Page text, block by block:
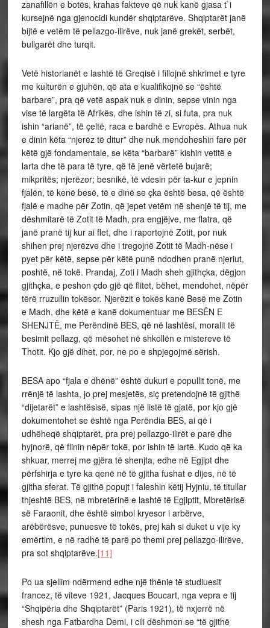
zanafillën e botës, krahas fakteve që nuk kanë gjasa t`i
kursejnë nga gjenocidi kundër shqiptarëve. Shqiptarët janë
bijtë e vetëm të pellazgo-ilirëve, nuk janë grekët, serbët,
bullgarët dhe turqit.
Vetë historianët e lashtë të Greqisë i fillojnë shkrimet e tyre
me kulturën e gjuhën, që ata e kualifikojnë se “është
barbare”, pra që vetë aspak nuk e dinin, sepse vinin nga
vise të largëta të Afrikës, dhe ishin të zi, si futa, pra nuk
ishin “arianë”, të çeltë, raca e bardhë e Evropës. Athua nuk
e dinin këta “njerëz të ditur” dhe nuk mendoheshin fare për
këtë gjë fondamentale, se këta “barbarë” kishin vetitë e
larta dhe të para të tyre, që të jenë vërtetë bujarë;
mikpritës; njerëzor; besnikë, të vdesin për ta-kur e jepnin
fjalën, të kenë besë, të e dinë se çka është besa, që është
fjalë e madhe për Zotin, që jepet vetëm në shenjë të tij, me
dëshmitarë të Zotit të Madh, pra engjëjve, me flatra, që
janë pranë tij kur ai flet, dhe i raportojnë Zotit, por nuk
shihen prej njerëzve dhe i tregojnë Zotit të Madh-nëse i
pyet për këtë, sepse për këtë punë ndodhen pranë njeriut,
poshtë, në tokë. Prandaj, Zoti i Madh sheh gjithçka, dëgjon
gjithçka, e peshon çdo gjë që flitet, bëhet, mendohet, nëpër
tërë rruzullin tokësor. Njerëzit e tokës kanë Besë me Zotin
e Madh, dhe këtë e kanë dokumentuar me BESËN E
SHENJTË, me Perëndinë BES, që në lashtësi, moralit të
besimit pellazg, që mësohet në shkollën e mistereve të
Thotit. Kjo gjë dihet, por, ne po e shpjegojmë sërish.
BESA apo “fjala e dhënë” është dukuri e popullit tonë, me
rrënjë të lashta, jo prej mesjetës, siç pretendojnë të gjithë
“dijetarët” e lashtësisë, sipas një listë të gjatë, por kjo gjë
dokumentohet se është nga Perëndia BES, ai që i
udhëheqë shqiptarët, pra prej pellazgo-ilirët e parë dhe
hyjnorë, që flinin nëpër tokë, por ishin të lartë. Kudo që ka
shkuar, merrej me gjëra të shenjta, edhe në Egjipt dhe
përfshirja e tyre ka qenë në të gjitha fushat e dijes, në të
gjitha sferat. Të gjithë popujt i faleshin këtij Hyjniu, të titullar
thjeshtë BES, në mbretërinë e lashtë të Egjiptit, Mbretërisë
së Faraonit, dhe është simbol kryesor i arbërve,
arëbërësve, punuesve të tokës, prej kah si duket u vije ky
emërtim, e në radhë të parë po themi prej pellazgo-ilirëve,
pra sot shqiptarëve.[11]
Po ua sjellim ndërmend edhe një thënie të studiuesit
francez, të viteve 1921, Jacques Boucart, nga vepra e tij
“Shqipëria dhe Shqiptarët” (Paris 1921), të nxjerrë në
shesh nga Fatbardha Demi, i cili dëshmon se “të gjithë